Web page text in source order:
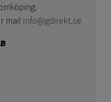
mail info@gdirekt.se